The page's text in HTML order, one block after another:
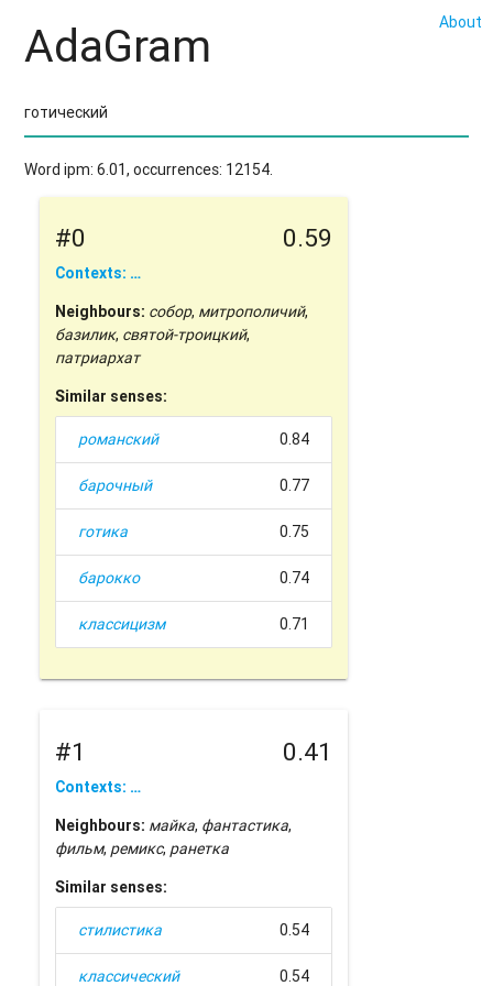
About
AdaGram
Word ipm: 6.01, occurrences: 12154.
#0 0.59
Contexts: …
Neighbours: собор, митрополичий,
базилик, святой-троицкий,
патриархат
Similar senses:
романский 0.84
барочный 0.77
готика 0.75
барокко 0.74
классицизм 0.71
#1 0.41
Contexts: …
Neighbours: майка, фантастика,
фильм, ремикс, ранетка
Similar senses:
стилистика 0.54
классический 0.54